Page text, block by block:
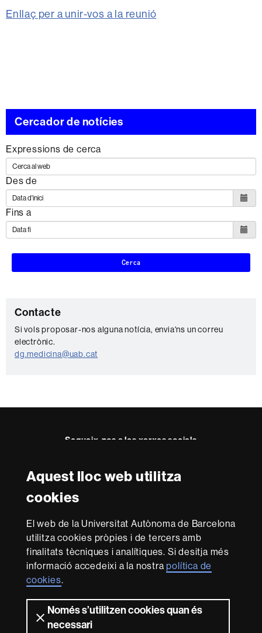
Aquest lloc web utilitza
cookies
El web de la Universitat Autònoma de Barcelona
utilitza cookies pròpies i de tercers amb
finalitats tècniques i analítiques. Si desitja més
informació accedeixi a la nostrapolítica de
cookies.
Només s’utilitzen cookies quan és
necessari
Enllaç per a unir-vos a la reunió
Cercador de notícies
Expressions de cerca
Des de
Fins a
Cerca
C
o
n
Contacte
Si vols proposar-nos alguna notícia, envia'ns un correu
electrònic.
dg.medicina@uab.cat
Segueix-nos a les xarxes socials
Reconeixement internacional de l'excel·lència
in
Research
-
Euraxess
Amb el finançament de
Sobre
aquest